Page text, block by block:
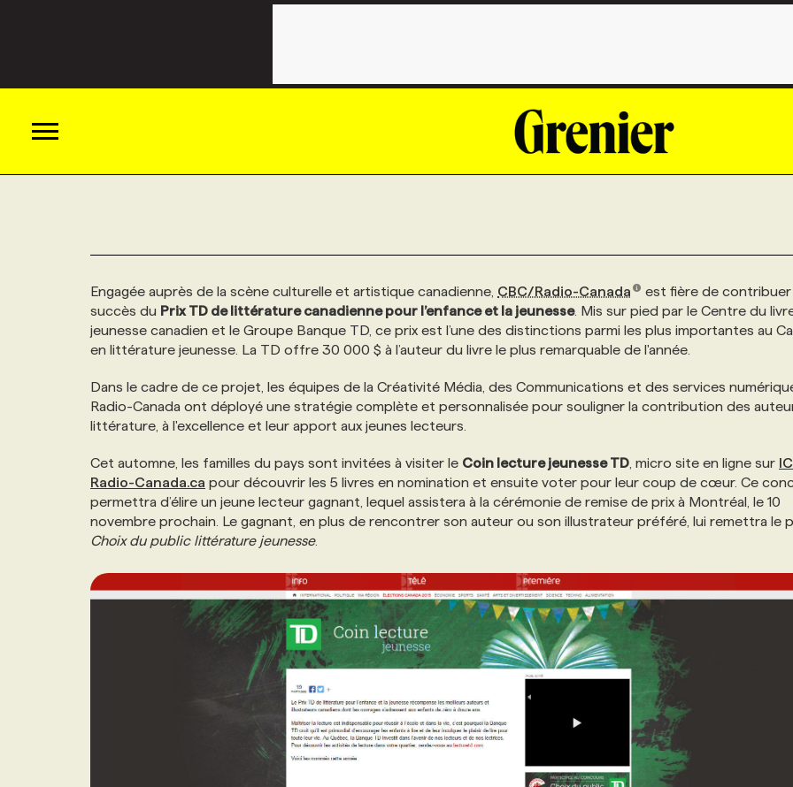
CATÉGORIES
TOUTES LES CATÉGORIES
NOMINATIONS
NOUVEAUX MANDATS
AFFAIRES DE L'INDUSTRIE
INITIATIVES NUMÉRIQUES
PRIX ET DISTINCTIONS
CHRONIQUES
RESSOURCES HUMAINES
MARKETING ET COMMUNICATION
WEB & MÉDIAS SOCIAUX
MARKETING DURABLE
MAGAZINE
FORFAITS ABONNEMENT
ANNONCEZ AVEC NOUS
INFOLETTRES
BULLETIN FORMATION
BULLETIN RECRUTEMENT
INFOLETTRE PUBLICITÉ
ANNONCEZ AVEC NOUS
EMPLOYEUR
AFFICHEZ UN POSTE / TARIFS
CONSULTER LA CVTHÈQUE
PROFIL ENTREPRISE
ANNONCEZ AVEC NOUS
CANDIDAT
VOIR LES OFFRES
PROFIL CANDIDAT
CONFÉRENCES
NOUVEAU!
NOS CONFÉRENCES
ANNONCEZ AVEC NOUS
FORMATIONS
NOS FORMATIONS EN LIGNE
NOS PARCOURS DE FORMATIONS
FORMATIONS PERSONNALISÉES
POURQUOI CHOISIR NOS FORMATIONS
CHASSE DE TÊTE
SERVICE DE CHASSE DE TÊTE
Engagée auprès de la scène culturelle et artistique canadienne, CBC/Radio-Canada
est fière de contribuer
succès du Prix TD de littérature canadienne pour l’enfance et la jeunesse. Mis sur pied par le Centre du
jeunesse canadien et le Groupe Banque TD, ce prix est l’une des distinctions parmi les plus importantes au
en littérature jeunesse. La TD offre 30 000 $ à l’auteur du livre le plus remarquable de l'année.
Dans le cadre de ce projet, les équipes de la Créativité Média, des Communications et des services
Radio-Canada ont déployé une stratégie complète et personnalisée pour souligner la contribution des
littérature, à l'excellence et leur apport aux jeunes lecteurs.
Cet automne, les familles du pays sont invitées à visiter le Coin lecture jeunesse TD , micro site en ligne sur
Radio-Canada.ca pour découvrir les 5 livres en nomination et ensuite voter pour leur coup de cœur. Ce
permettra d’élire un jeune lecteur gagnant, lequel assistera à la cérémonie de remise de prix à Montréal, le 10
novembre prochain. Le gagnant, en plus de rencontrer son auteur ou son illustrateur préféré, lui remettra le
Choix du public littérature jeunesse.